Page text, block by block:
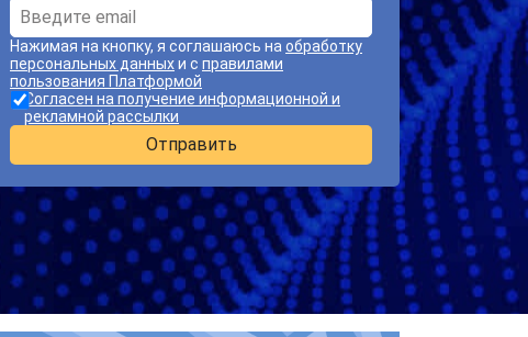
Нажимая на кнопку, я соглашаюсь на обработку
персональных данныхи с правилами
пользования Платформой
Согласен на получение информационной и
рекламной рассылки
Отправить